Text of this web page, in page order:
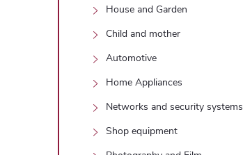
House and Garden
Child and mother
Automotive
Home Appliances
Networks and security systems
Shop equipment